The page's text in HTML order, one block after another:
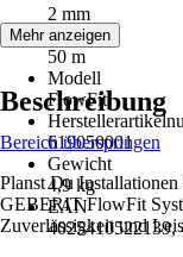
2 mm
Länge
50 m
Modell
FlowFit
619050001
Gewicht
4,9 kg
EAN
4025410522139,
Mehr anzeigen
Beschreibung
Bereich überspringen
Planst Du
GEBERIT FlowFit
Zuverlässigkeit und